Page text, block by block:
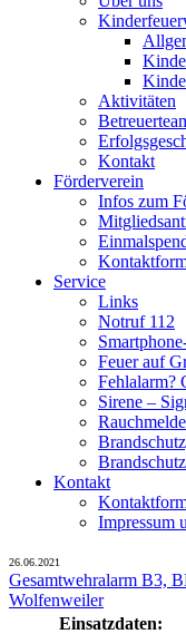
Aktivitäten
Kontakt
Förderverein
Infos zum
Service
Links
Notruf 112
Feuer auf
Fehlalarm?
Sirene –
Kontakt
Impressum
26.06.2021
Gesamtwehralarm B3,
Wolfenweiler
Einsatzdaten: